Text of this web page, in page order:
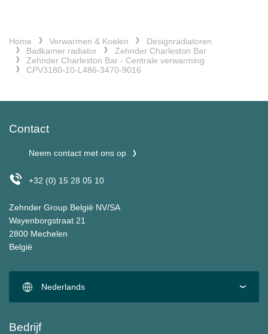
Home Verwarmen & Koelen
Designradiatoren
Badkamer radiator
Zehnder Charleston Bar
Zehnder Charleston Bar - Centrale verwarming
CPV3180-10-L486-3470-9016
Contact
Neem contact met ons op
+32 (0) 15 28 05 10
Zehnder Group België NV/SA
Wayenborgstraat 21
2800 Mechelen
België
Nederlands
Bedrijf